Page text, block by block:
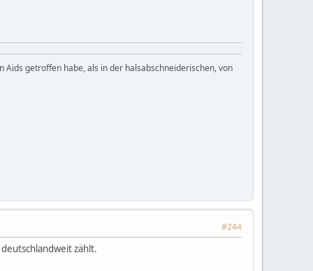
getroffen habe, als in der halsabschneiderischen, von
#244
zählt.